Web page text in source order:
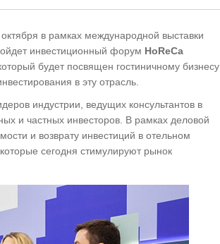
в рамках международной выставки
инвестиционный форум HoReCa
который будет посвящен гостиничному бизнесу
в эту отрасль.
индустрии, ведущих консультантов в
и частных инвесторов. В рамках деловой
и возврату инвестиций в отельном
сегодня стимулируют рынок